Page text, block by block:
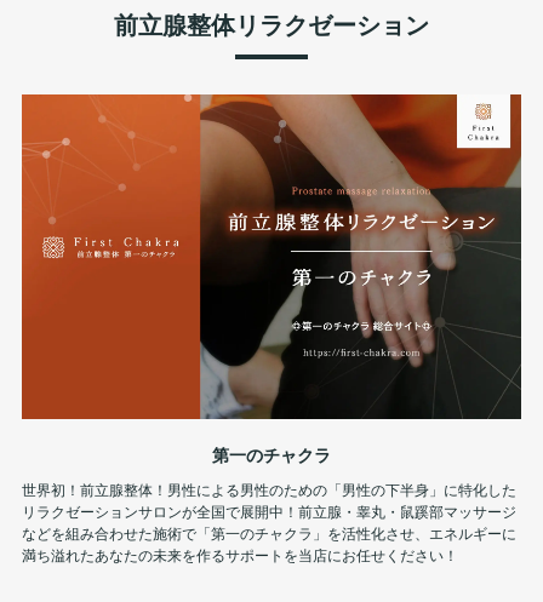
前立腺整体リラクゼーション
第一のチャクラ
世界初！前立腺整体！男性による男性のための「男性の下半身」に特化した
リラクゼーションサロンが全国で展開中！前立腺・睾丸・鼠蹊部マッサージ
などを組み合わせた施術で「第一のチャクラ」を活性化させ、エネルギーに
満ち溢れたあなたの未来を作るサポートを当店にお任せください！